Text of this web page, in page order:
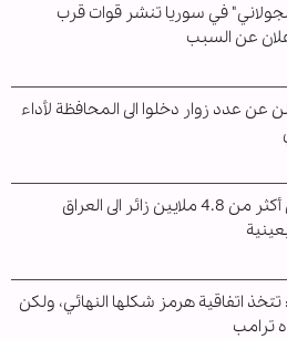
في سوريا تنشر قوات قرب
عن السبب
عن عدد زوار دخلوا الى المحافظة لأداء
دخول أكثر من 4.8 ملايين زائر الى العراق
اتفاقية هرمز شكلها النهائي، ولكن
ترامب